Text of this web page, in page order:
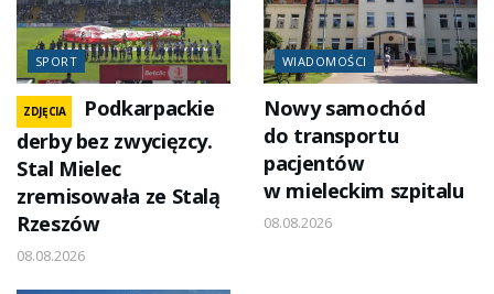
SPORT
ZDJĘCIA
Podkarpackie
derby bez zwycięzcy.
Stal Mielec
zremisowała ze Stalą
Rzeszów
08.08.2026
WIADOMOŚCI
Nowy samochód
do transportu
pacjentów
w mieleckim szpitalu
08.08.2026